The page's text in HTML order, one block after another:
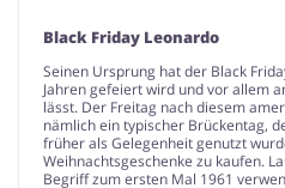
Black Friday Leonardo
Seinen Ursprung hat der Black
Jahren gefeiert wird und vor allem
lässt. Der Freitag nach diesem
nämlich ein typischer Brückentag,
früher als Gelegenheit genutzt
Weihnachtsgeschenke zu kaufen.
Begriff zum ersten Mal 1961